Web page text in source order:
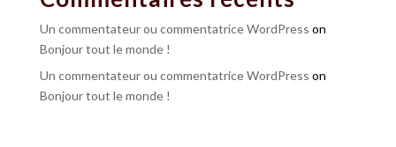
Un commentateur ou commentatrice WordPress on
Bonjour tout le monde !
Un commentateur ou commentatrice WordPress on
Bonjour tout le monde !